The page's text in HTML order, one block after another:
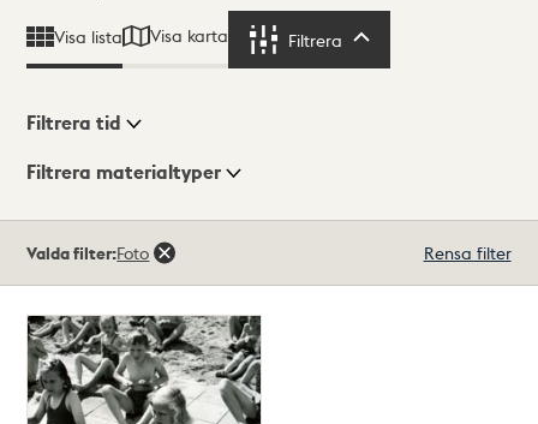
Visa lista Visa karta Filtrera
Visningsläge
Filtrera tid
Filtrera materialtyper
träffar
Valda filter:Foto Rensa filter